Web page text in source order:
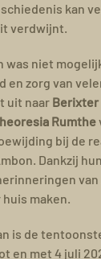
kan
verdwijnt.
was niet
en zorg van
uit naar Berixter
Rumthe
bij de
Dankzij
van
maken.
is de
en met 4 juli